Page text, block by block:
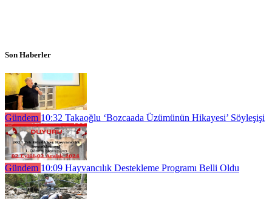
Son Haberler
Gündem 10:32 Takaoğlu ‘Bozcaada Üzümünün Hikayesi’ Söyleşişi
Gündem 10:09 Hayvancılık Destekleme Programı Belli Oldu